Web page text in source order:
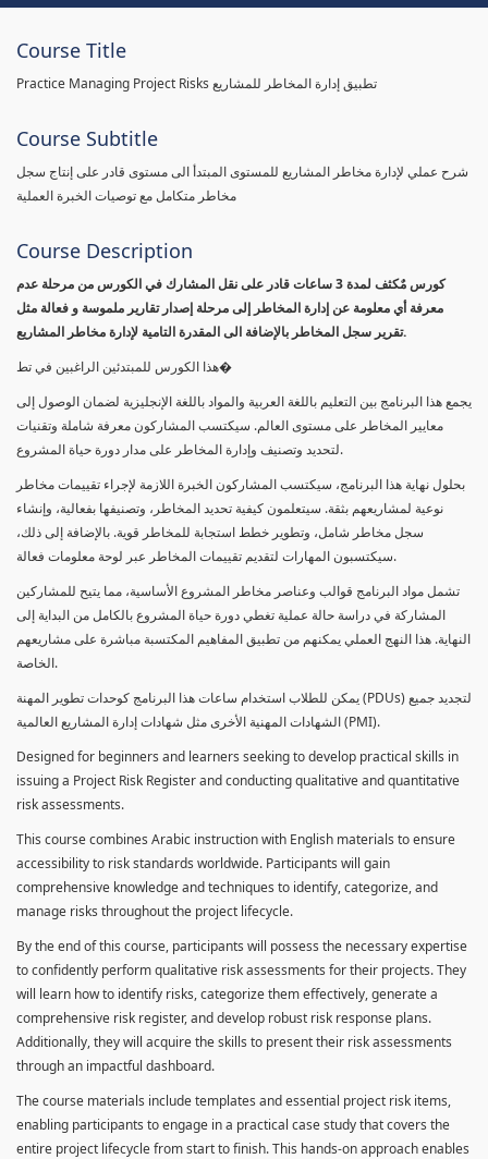
Course Title
Practice Managing Project Risks تطبيق إدارة المخاطر للمشاريع
Course Subtitle
شرح عملي لإدارة مخاطر المشاريع للمستوى المبتدأ الى مستوى قادر على إنتاج سجل
مخاطر متكامل مع توصيات الخبرة العملية
Course Description
كورس مٌكثف لمدة 3 ساعات قادر على نقل المشارك في الكورس من مرحلة عدم
معرفة أي معلومة عن إدارة المخاطر إلى مرحلة إصدار تقارير ملموسة و فعالة مثل
تقرير سجل المخاطر بالإضافة الى المقدرة التامية لإدارة مخاطر المشاريع.
هذا الكورس للمبتدئين الراغبين في تط�
يجمع هذا البرنامج بين التعليم باللغة العربية والمواد باللغة الإنجليزية لضمان الوصول إلى
معايير المخاطر على مستوى العالم. سيكتسب المشاركون معرفة شاملة وتقنيات
لتحديد وتصنيف وإدارة المخاطر على مدار دورة حياة المشروع.
بحلول نهاية هذا البرنامج، سيكتسب المشاركون الخبرة اللازمة لإجراء تقييمات مخاطر
نوعية لمشاريعهم بثقة. سيتعلمون كيفية تحديد المخاطر، وتصنيفها بفعالية، وإنشاء
سجل مخاطر شامل، وتطوير خطط استجابة للمخاطر قوية. بالإضافة إلى ذلك،
سيكتسبون المهارات لتقديم تقييمات المخاطر عبر لوحة معلومات فعالة.
تشمل مواد البرنامج قوالب وعناصر مخاطر المشروع الأساسية، مما يتيح للمشاركين
المشاركة في دراسة حالة عملية تغطي دورة حياة المشروع بالكامل من البداية إلى
النهاية. هذا النهج العملي يمكنهم من تطبيق المفاهيم المكتسبة مباشرة على مشاريعهم
الخاصة.
يمكن للطلاب استخدام ساعات هذا البرنامج كوحدات تطوير المهنة (PDUs) لتجديد جميع
الشهادات المهنية الأخرى مثل شهادات إدارة المشاريع العالمية (PMI).
Designed for beginners and learners seeking to develop practical skills in
issuing a Project Risk Register and conducting qualitative and quantitative
risk assessments.
This course combines Arabic instruction with English materials to ensure
accessibility to risk standards worldwide. Participants will gain
comprehensive knowledge and techniques to identify, categorize, and
manage risks throughout the project lifecycle.
By the end of this course, participants will possess the necessary expertise
to confidently perform qualitative risk assessments for their projects. They
will learn how to identify risks, categorize them effectively, generate a
comprehensive risk register, and develop robust risk response plans.
Additionally, they will acquire the skills to present their risk assessments
through an impactful dashboard.
The course materials include templates and essential project risk items,
enabling participants to engage in a practical case study that covers the
entire project lifecycle from start to finish. This hands-on approach enables